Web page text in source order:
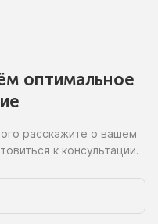
оптимальное
расскажите о вашем
к консультации.